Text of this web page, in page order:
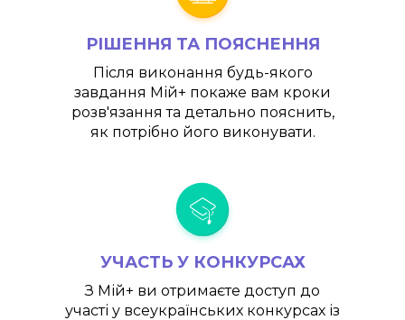
РІШЕННЯ ТА ПОЯСНЕННЯ
Після виконання будь-якого
завдання Мій+ покаже вам кроки
розв'язання та детально пояснить,
як потрібно його виконувати.
УЧАСТЬ У КОНКУРСАХ
З Мій+ ви отримаєте доступ до
участі у всеукраїнських конкурсах із